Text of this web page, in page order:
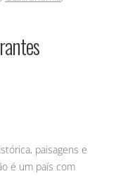
paisagens e
é um país com